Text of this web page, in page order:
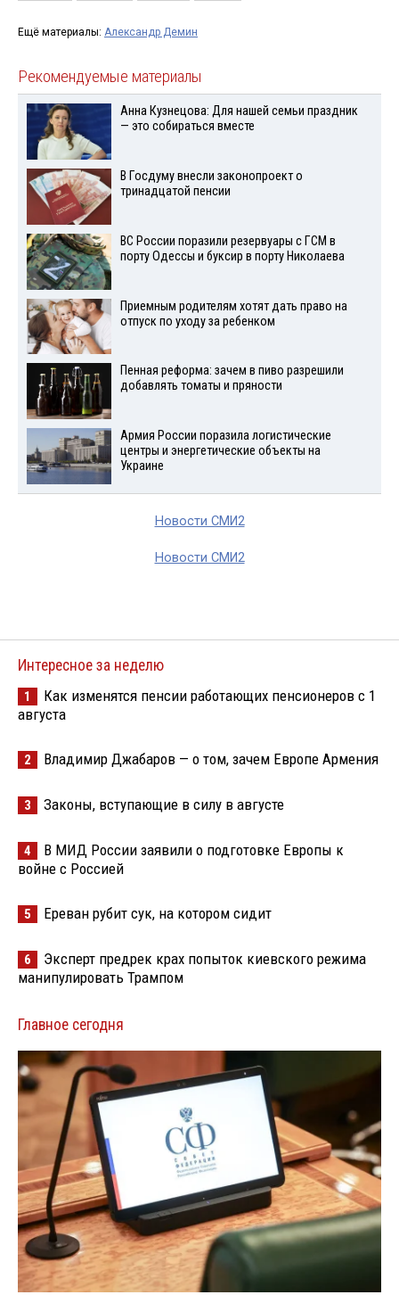
Ещё материалы: Александр Демин
Рекомендуемые материалы
Анна Кузнецова: Для нашей семьи праздник
— это собираться вместе
В Госдуму внесли законопроект о
тринадцатой пенсии
ВС России поразили резервуары с ГСМ в
порту Одессы и буксир в порту Николаева
Приемным родителям хотят дать право на
отпуск по уходу за ребенком
Пенная реформа: зачем в пиво разрешили
добавлять томаты и пряности
Армия России поразила логистические
центры и энергетические объекты на
Украине
Новости СМИ2
Новости СМИ2
Интересное за неделю
1
Как изменятся пенсии работающих пенсионеров с 1
августа
2 Владимир Джабаров — о том, зачем Европе Армения
3 Законы, вступающие в силу в августе
4
В МИД России заявили о подготовке Европы к
войне с Россией
5 Ереван рубит сук, на котором сидит
6
Эксперт предрек крах попыток киевского режима
манипулировать Трампом
Главное сегодня